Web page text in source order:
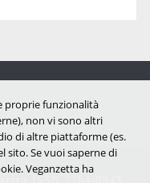
antispecista
proprie funzionalità
non vi sono altri
di altre piattaforme (es.
sito. Se vuoi saperne di
Veganzetta ha